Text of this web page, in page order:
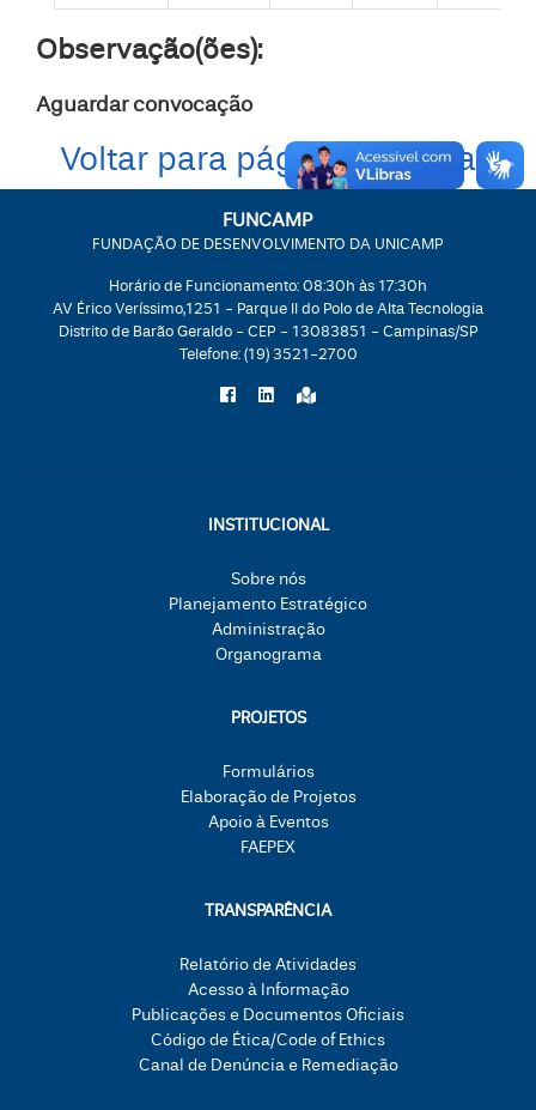
Observação(ões):
Aguardar convocação
Voltar para página da vaga
FUNCAMP
FUNDAÇÃO DE DESENVOLVIMENTO DA UNICAMP
Horário de Funcionamento: 08:30h às 17:30h
AV Érico Veríssimo,1251 - Parque II do Polo de Alta Tecnologia
Distrito de Barão Geraldo - CEP - 13083851 - Campinas/SP
Telefone: (19) 3521-2700
INSTITUCIONAL
Sobre nós
Planejamento Estratégico
Administração
Organograma
PROJETOS
Formulários
Elaboração de Projetos
Apoio à Eventos
FAEPEX
TRANSPARÊNCIA
Relatório de Atividades
Acesso à Informação
Publicações e Documentos Oficiais
Código de Ética/Code of Ethics
Canal de Denúncia e Remediação